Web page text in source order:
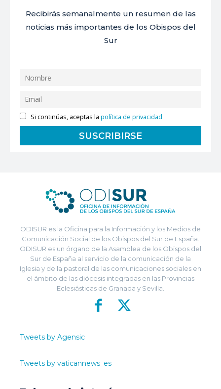
Recibirás semanalmente un resumen de las
noticias más importantes de los Obispos del
Sur
Si continúas, aceptas lapolítica de privacidad
ODISUR es la Oficina para la Información y los Medios de
Comunicación Social de los Obispos del Sur de España.
ODISUR es un órgano de la Asamblea de los Obispos del
Sur de España al servicio de la comunicación de la
Iglesia y de la pastoral de las comunicaciones sociales en
el ámbito de las diócesis integradas en las Provincias
Eclesiásticas de Granada y Sevilla.
Tweets by Agensic
Tweets by vaticannews_es